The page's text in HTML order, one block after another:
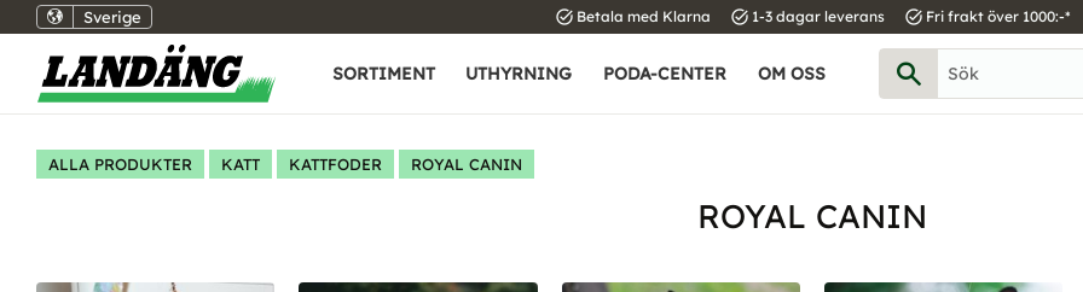
Sverige task_alt Betala med Klarna task_alt 1-3 dagar leverans task_alt Fri frakt över 1000:-*
SORTIMENT UTHYRNING PODA-CENTER OM OSS
ALLA PRODUKTER KATT KATTFODER ROYAL CANIN
ROYAL CANIN